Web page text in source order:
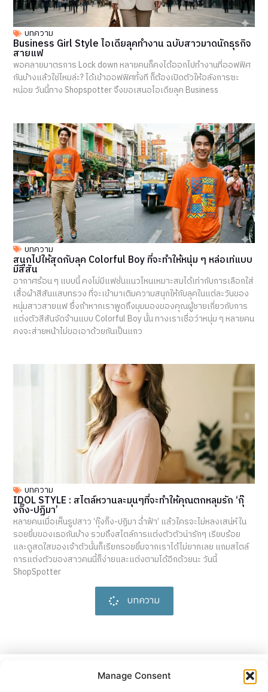
Manage Consent
บทความ
Business Girl Style ไอเดียลุคทำงาน ฉบับสาวมาดนักธุรกิจ
สายแฟ
พอคลายมาตรการ Lock down หลายคนก็คงได้ออกไปทำงานที่ออฟฟิศ
กันบ้างแล้วใช่ไหมล่ะ? ได้เข้าออฟฟิศทั้งที ก็ต้องเปิดตัวให้อลังการซะ
หน่อย วันนี้ทาง Shopspotter จึงขอเสนอไอเดียลุค Business
บทความ
สนุกไปให้สุดกับลุค Colorful Boy ที่จะทำให้หนุ่ม ๆ หล่อเท่แบบ
มีสีสัน
อากาศร้อน ๆ แบบนี้ คงไม่มีแฟชั่นแนวไหนเหมาะสมได้เท่ากับการเลือกใส่
เสื้อผ้าสีสันแสบทรวง ที่จะเข้ามาเติมความสนุกให้กับลุคในแต่ละวันของ
หนุ่มสาวสายแฟ ซึ่งถ้าหากเราพูดถึงมุมมองของคุณผู้ชายเกี่ยวกับการ
แต่งตัวสีสันจัดจ้านแบบ Colorful Boy นั้น ทางเราเชื่อว่าหนุ่ม ๆ หลายคน
คงจะส่ายหน้าไม่ขอเอาด้วยกันเป็นแถว
บทความ
IDOL STYLE : สไตล์หวานละมุนๆที่จะทำให้คุณตกหลุมรัก ‘กุ๊
งกิ๊ง-ปฏิมา’
หลายคนเมื่อเห็นรูปสาว ‘กุ๊งกิ๊ง-ปฏิมา ฉ่ำฟ้า’ แล้วใครจะไม่หลงเสน่ห์ใน
รอยยิ้มของเธอกันบ้าง รวมถึงสไตล์การแต่งตัวตัวน่ารักๆ เรียบร้อย
และดูสดใสของเจ้าตัวนั้นก็เรียกรอยยิ้มจากเราได้ไม่ยากเลย แถมสไตล์
การแต่งตัวของสาวคนนี้ก็ง่ายและแต่งตามได้อีกด้วยนะ วันนี้
ShopSpotter
บทความ
ปล่อยตัวปล่อยใจไปกับ
และแนวคิดต่างๆ